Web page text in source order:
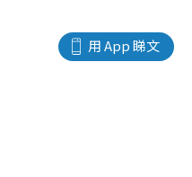
用 App 睇文